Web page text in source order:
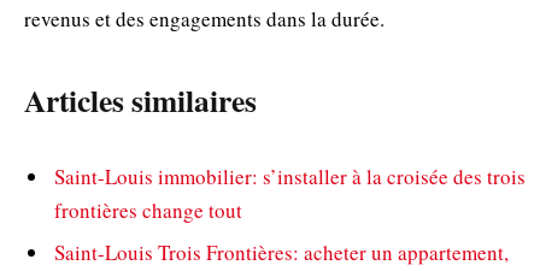
revenus et des engagements dans la durée.
Articles similaires
Saint-Louis immobilier: s’installer à la croisée des trois
frontières change tout
Saint-Louis Trois Frontières: acheter un appartement,